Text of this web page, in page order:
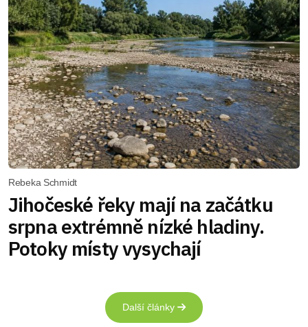
Rebeka Schmidt
Jihočeské řeky mají na začátku
srpna extrémně nízké hladiny.
Potoky místy vysychají
Další články